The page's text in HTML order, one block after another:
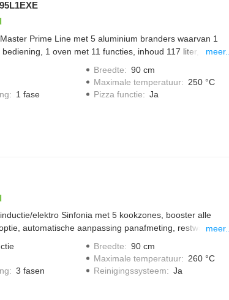
Prime Line met 5 aluminium branders waarvan 1
1 oven met 11 functies, inhoud 117 liter,
: 1 fase
Breedte: 90 cm
Maximale temperatuur: 250 °C
Pizza functie: Ja
elektro Sinfonia met 5 kookzones, booster alle
automatische aanpassing panafmeting, restwarmte
9 kookfunctie, inhoud 115 liter, 5 kookniveaus, halogeen
Clean en opbergruimte met klep.
meer...
: 3 fasen
Breedte: 90 cm
Maximale temperatuur: 260 °C
Reinigingssysteem: Ja